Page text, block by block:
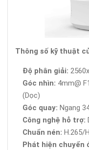
Thông số kỹ thuật
Độ phân giải:
Góc nhìn: 4mm@
(Dọc)
Góc quay: Ngang
Công nghệ hỗ trợ:
Chuẩn nén: H.265/
Phát hiện chuyển